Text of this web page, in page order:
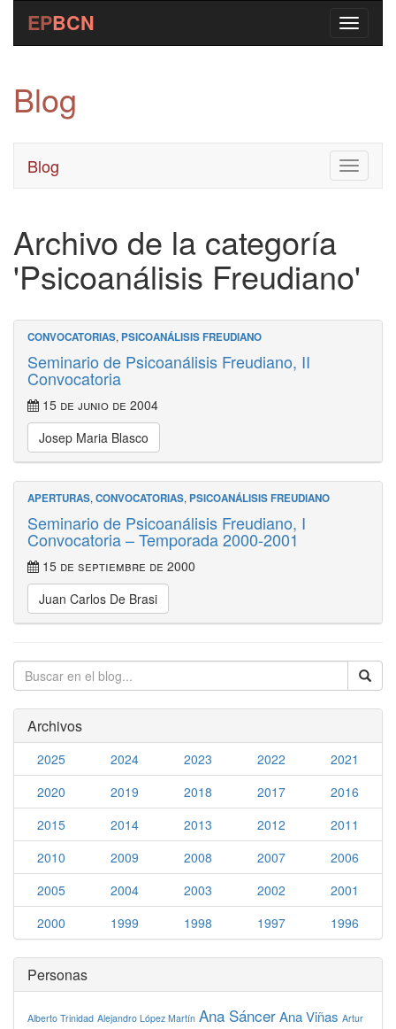
EPBCN
Blog
Toggle
Blog
Archivo de la categoría
'Psicoanálisis Freudiano'
CONVOCATORIAS, PSICOANÁLISIS FREUDIANO
Seminario de Psicoanálisis Freudiano, II
Convocatoria
15 de junio de 2004
Josep Maria Blasco
APERTURAS, CONVOCATORIAS, PSICOANÁLISIS FREUDIANO
Seminario de Psicoanálisis Freudiano, I
Convocatoria – Temporada 2000-2001
15 de septiembre de 2000
Juan Carlos De Brasi
Archivos
2025 2024 2023 2022
2021
2020
2019 2018 2017
2016
2015
2014 2013 2012
2011
2010
2009 2008 2007
2006
2005
2004 2003 2002
2001
2000
1999 1998 1997 1996
Personas
Alberto Trinidad Alejandro López Martín Ana SáncerAna Viñas Artur